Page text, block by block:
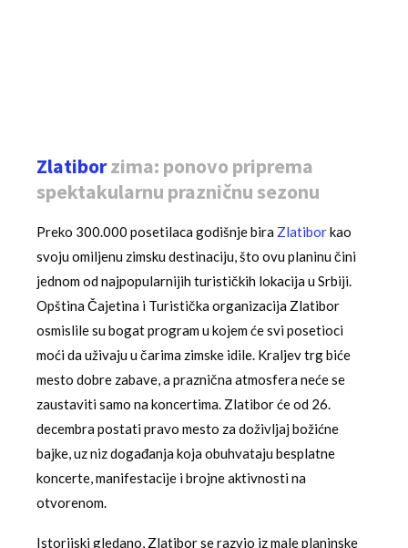
Zlatiborzima: ponovo priprema
spektakularnu prazničnu sezonu
Preko 300.000 posetilaca godišnje bira Zlatiborkao
svoju omiljenu zimsku destinaciju, što ovu planinu čini
jednom od najpopularnijih turističkih lokacija u Srbiji.
Opština Čajetina i Turistička organizacija Zlatibor
osmislile su bogat program u kojem će svi posetioci
moći da uživaju u čarima zimske idile. Kraljev trg biće
mesto dobre zabave, a praznična atmosfera neće se
zaustaviti samo na koncertima. Zlatibor će od 26.
decembra postati pravo mesto za doživljaj božićne
bajke, uz niz događanja koja obuhvataju besplatne
koncerte, manifestacije i brojne aktivnosti na
otvorenom.
Istorijski gledano, Zlatibor se razvio iz male planinske